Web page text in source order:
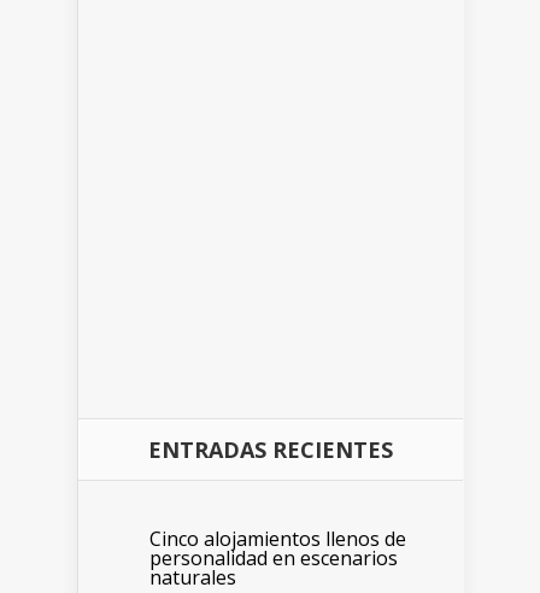
ENTRADAS RECIENTES
Cinco alojamientos llenos de
personalidad en escenarios
naturales